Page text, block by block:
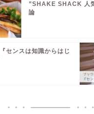
”SHAKE SHACK 人
論
センスは知識からはじ